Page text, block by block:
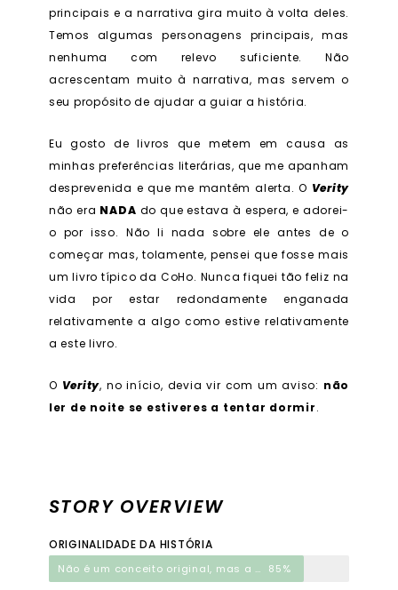
principais e a narrativa gira muito à volta deles.
Temos algumas personagens principais, mas
nenhuma com relevo suficiente. Não
acrescentam muito à narrativa, mas servem o
seu propósito de ajudar a guiar a história.
Eu gosto de livros que metem em causa as
minhas preferências literárias, que me apanham
desprevenida e que me mantêm alerta. O Verity
não era NADA do que estava à espera, e adorei-
o por isso. Não li nada sobre ele antes de o
começar mas, tolamente, pensei que fosse mais
um livro típico da CoHo. Nunca fiquei tão feliz na
vida por estar redondamente enganada
relativamente a algo como estive relativamente
a este livro.
O Verity, no início, devia vir com um aviso: não
ler de noite se estiveres a tentar dormir.
STORY OVERVIEW
ORIGINALIDADE DA HISTÓRIA
Não é um conceito original, mas a maneira como a CoHo fez... damn 85%